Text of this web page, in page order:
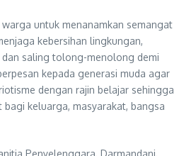
untuk menanamkan semangat
kebersihan lingkungan,
saling tolong-menolong demi
kepada generasi muda agar
dengan rajin belajar sehingga
keluarga, masyarakat, bangsa
Penyelenggara, Darmandani,